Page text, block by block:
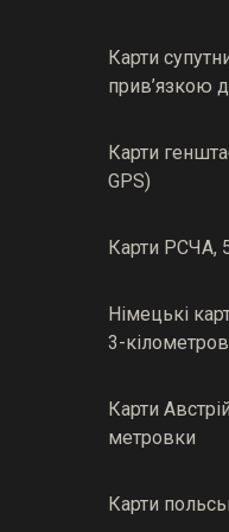
Карти
прив’язкою
Карти
GPS)
Карти РСЧА,
Німецькі
3-
Карти
метровки
Карти